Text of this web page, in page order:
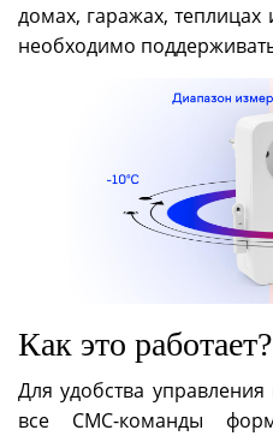
домах, гаражах,
необходимо
Как это работает?
Для удобства
все СМС-команды